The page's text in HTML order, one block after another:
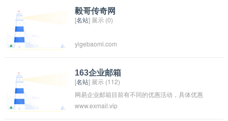
毅哥传奇网
[名站] 展示 (0)
yigebaomi.com
163企业邮箱
[名站] 展示 (112)
网易企业邮箱目前有不同的优惠活动，具体优惠
内容和方式可能会根据不同时间和情况而有所变
www.exmail.vip